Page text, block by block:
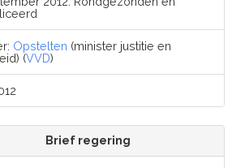
Opstelten (minister justitie en
(VVD)
Brief regering